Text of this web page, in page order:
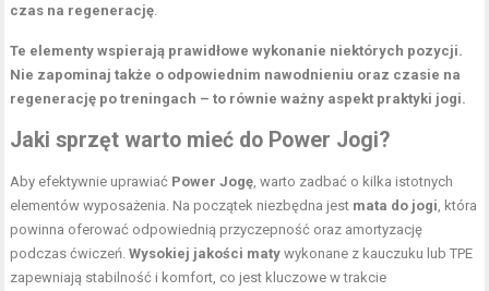
czas na regenerację
Te elementy wspierają prawidłowe wykonanie niektórych pozycji.
Nie zapominaj także o odpowiednim nawodnieniu oraz czasie na
regenerację po treningach – to równie ważny aspekt praktyki jogi.
Jaki sprzęt warto mieć do Power Jogi?
Aby efektywnie uprawiać Power Jogę , warto zadbać o kilka istotnych
elementów wyposażenia. Na początek niezbędna jest mata do jogi , która
powinna oferować odpowiednią przyczepność oraz amortyzację
podczas ćwiczeń.Wysokiej jakości maty wykonane z kauczuku lub TPE
zapewniają stabilność i komfort, co jest kluczowe w trakcie